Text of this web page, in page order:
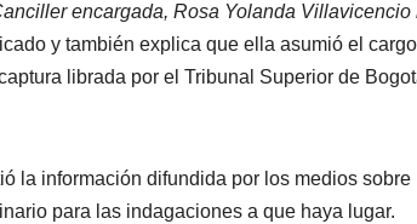
encargada, Rosa Yolanda
y también explica que ella asumió el
librada por el Tribunal Superior de
la información difundida por los medios
para las indagaciones a que haya lugar.